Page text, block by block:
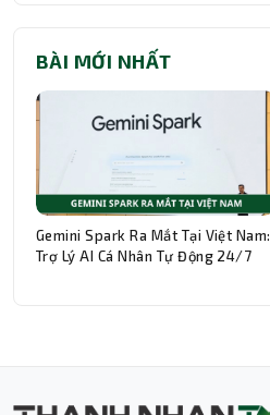
BÀI MỚI NHẤT
Gemini Spark Ra Mắt Tại Việt Nam:
Trợ Lý AI Cá Nhân Tự Động 24/7